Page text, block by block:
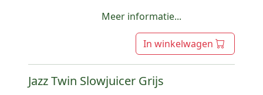
Meer informatie...
In winkelwagen
Jazz Twin Slowjuicer Grijs